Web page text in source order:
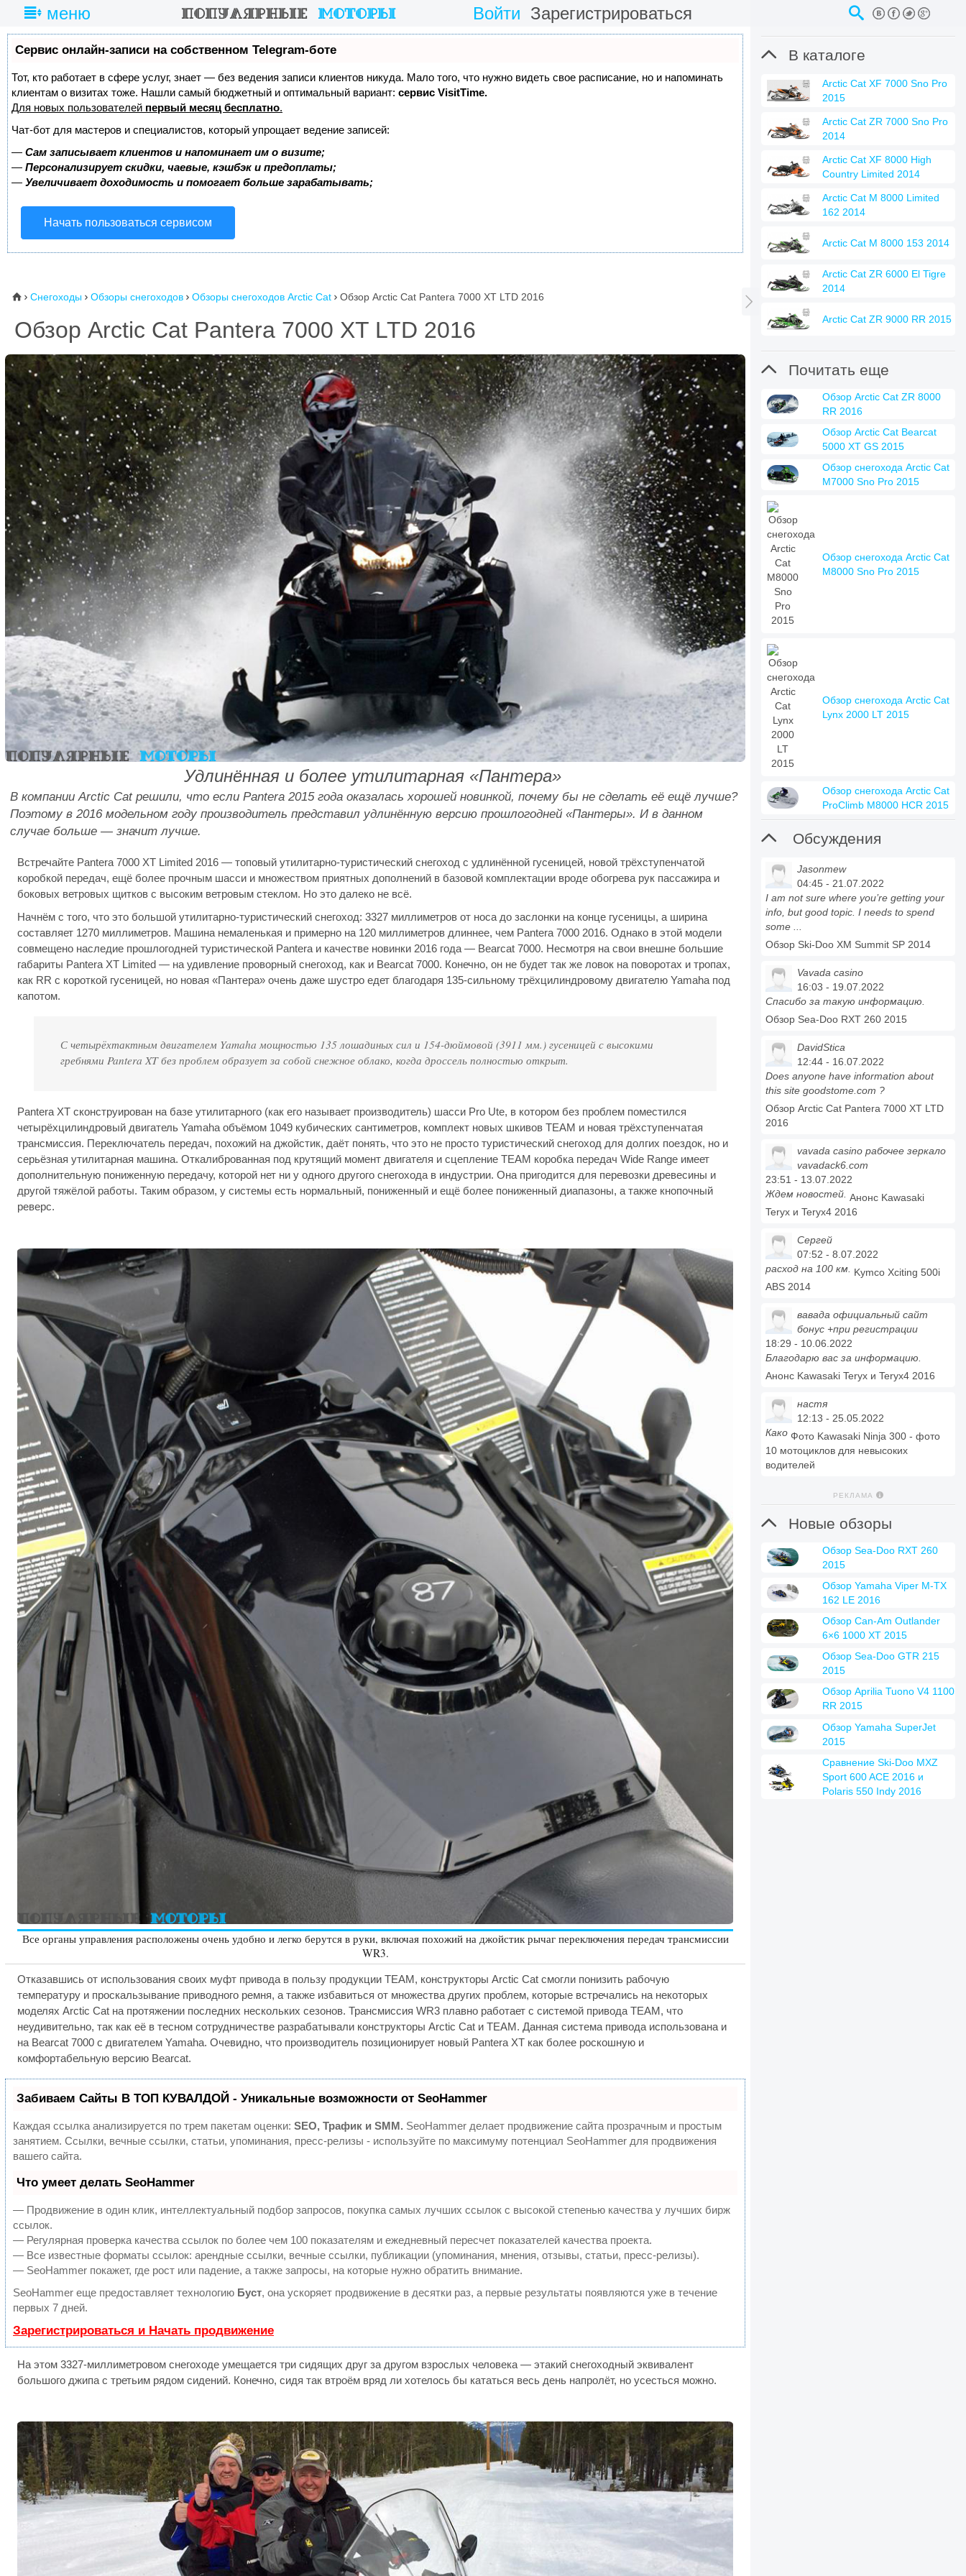
меню Войти Зарегистрироваться
Сервис онлайн-записи на собственном Telegram-боте
Тот, кто работает в сфере услуг, знает — без ведения записи клиентов никуда. Мало того, что нужно видеть свое расписание, но и напоминать
клиентам о визитах тоже. Нашли самый бюджетный и оптимальный вариант: сервис VisitTime.
Для новых пользователей первый месяц бесплатно.
Чат-бот для мастеров и специалистов, который упрощает ведение записей:
— Сам записывает клиентов и напоминает им о визите;
— Персонализирует скидки, чаевые, кэшбэк и предоплаты;
— Увеличивает доходимость и помогает больше зарабатывать;
Начать пользоваться сервисом
⌂  Снегоходы  Обзоры снегоходов  Обзоры снегоходов Arctic Cat  Обзор Arctic Cat Pantera 7000 XT LTD 2016
Обзор Arctic Cat Pantera 7000 XT LTD 2016
Удлинённая и более утилитарная «Пантера»
В компании Arctic Cat решили, что если Pantera 2015 года оказалась хорошей новинкой, почему бы не сделать её ещё лучше?
Поэтому в 2016 модельном году производитель представил удлинённую версию прошлогодней «Пантеры». И в данном
случае больше — значит лучше.
Встречайте Pantera 7000 XT Limited 2016 — топовый утилитарно-туристический снегоход с удлинённой гусеницей, новой трёхступенчатой
коробкой передач, ещё более прочным шасси и множеством приятных дополнений в базовой комплектации вроде обогрева рук пассажира и
боковых ветровых щитков с высоким ветровым стеклом. Но это далеко не всё.
Начнём с того, что это большой утилитарно-туристический снегоход: 3327 миллиметров от носа до заслонки на конце гусеницы, а ширина
составляет 1270 миллиметров. Машина немаленькая и примерно на 120 миллиметров длиннее, чем Pantera 7000 2016. Однако в этой модели
совмещено наследие прошлогодней туристической Pantera и качестве новинки 2016 года — Bearcat 7000. Несмотря на свои внешне большие
габариты Pantera XT Limited — на удивление проворный снегоход, как и Bearcat 7000. Конечно, он не будет так же ловок на поворотах и тропах,
как RR с короткой гусеницей, но новая «Пантера» очень даже шустро едет благодаря 135-сильному трёхцилиндровому двигателю Yamaha под
капотом.
С четырёхтактным двигателем Yamaha мощностью 135 лошадиных сил и 154-дюймовой (3911 мм.) гусеницей с высокими
гребнями Pantera XTбез проблем образует за собой снежное облако, когда дроссель полностью открыт.
Pantera XT сконструирован на базе утилитарного (как его называет производитель) шасси Pro Ute, в котором без проблем поместился
четырёхцилиндровый двигатель Yamaha объёмом 1049 кубических сантиметров, комплект новых шкивов TEAM и новая трёхступенчатая
трансмиссия. Переключатель передач, похожий на джойстик, даёт понять, что это не просто туристический снегоход для долгих поездок, но и
серьёзная утилитарная машина. Откалиброванная под крутящий момент двигателя и сцепление TEAM коробка передач Wide Range имеет
дополнительную пониженную передачу, которой нет ни у одного другого снегохода в индустрии. Она пригодится для перевозки древесины и
другой тяжёлой работы. Таким образом, у системы есть нормальный, пониженный и ещё более пониженный диапазоны, а также кнопочный
реверс.
Все органы управления расположены очень удобно и легко берутся в руки, включая похожий на джойстик рычаг переключения передач трансмиссии
WR3.
Отказавшись от использования своих муфт привода в пользу продукции TEAM, конструкторы Arctic Cat смогли понизить рабочую
температуру и проскальзывание приводного ремня, а также избавиться от множества других проблем, которые встречались на некоторых
моделях Arctic Cat на протяжении последних нескольких сезонов. Трансмиссия WR3 плавно работает с системой привода TEAM, что
неудивительно, так как её в тесном сотрудничестве разрабатывали конструкторы Arctic Cat и TEAM. Данная система привода использована и
на Bearcat 7000 с двигателем Yamaha. Очевидно, что производитель позиционирует новый Pantera XT как более роскошную и
комфортабельную версию Bearcat.
Забиваем Сайты В ТОП КУВАЛДОЙ - Уникальные возможности от SeoHammer
Каждая ссылка анализируется по трем пакетам оценки: SEO, Трафик и SMM. SeoHammer делает продвижение сайта прозрачным и простым
занятием. Ссылки, вечные ссылки, статьи, упоминания, пресс-релизы - используйте по максимуму потенциал SeoHammer для продвижения
вашего сайта.
Что умеет делать SeoHammer
— Продвижение в один клик, интеллектуальный подбор запросов, покупка самых лучших ссылок с высокой степенью качества у лучших бирж
ссылок.
— Регулярная проверка качества ссылок по более чем 100 показателям и ежедневный пересчет показателей качества проекта.
— Все известные форматы ссылок: арендные ссылки, вечные ссылки, публикации (упоминания, мнения, отзывы, статьи, пресс-релизы).
— SeoHammer покажет, где рост или падение, а также запросы, на которые нужно обратить внимание.
SeoHammer еще предоставляет технологию Буст, она ускоряет продвижение в десятки раз, а первые результаты появляются уже в течение
первых 7 дней.
Зарегистрироваться и Начать продвижение
На этом 3327-миллиметровом снегоходе умещается три сидящих друг за другом взрослых человека — этакий снегоходный эквивалент
большого джипа с третьим рядом сидений. Конечно, сидя так втроём вряд ли хотелось бы кататься весь день напролёт, но усесться можно.

 В каталоге
Arctic Cat XF 7000 Sno Pro
2015
Arctic Cat ZR 7000 Sno Pro
2014
Arctic Cat XF 8000 High
Country Limited 2014
Arctic Cat M 8000 Limited
162 2014
Arctic Cat M 8000 153 2014
Arctic Cat ZR 6000 El Tigre
2014
Arctic Cat ZR 9000 RR 2015
 Почитать еще
Обзор Arctic Cat ZR 8000
RR 2016
Обзор Arctic Cat Bearcat
5000 XT GS 2015
Обзор снегохода Arctic Cat
M7000 Sno Pro 2015
Обзор снегохода Arctic Cat
M8000 Sno Pro 2015
Обзор снегохода Arctic Cat
Lynx 2000 LT 2015
Обзор снегохода Arctic Cat
ProClimb M8000 HCR 2015
 Обсуждения
Jasonmew
04:45 - 21.07.2022
I am not sure where you’re getting your
info, but good topic. I needs to spend
some ...
Обзор Ski-Doo XM Summit SP 2014
Vavada casino
16:03 - 19.07.2022
Спасибо за такую информацию.
Обзор Sea-Doo RXT 260 2015
DavidStica
12:44 - 16.07.2022
Does anyone have information about
this site goodstome.com ?
Обзор Arctic Cat Pantera 7000 XT LTD
2016
vavada casino рабочее зеркало
vavadack6.com
23:51 - 13.07.2022
Ждем новостей. Анонс Kawasaki
Teryx и Teryx4 2016
Сергей
07:52 - 8.07.2022
расход на 100 км. Kymco Xciting 500i
ABS 2014
вавада официальный сайт
бонус +при регистрации
18:29 - 10.06.2022
Благодарю вас за информацию.
Анонс Kawasaki Teryx и Teryx4 2016
настя
12:13 - 25.05.2022
Како Фото Kawasaki Ninja 300 - фото
10 мотоциклов для невысоких
водителей
РЕКЛАМА
 Новые обзоры
Обзор Sea-Doo RXT 260
2015
Обзор Yamaha Viper M-TX
162 LE 2016
Обзор Can-Am Outlander
6×6 1000 XT 2015
Обзор Sea-Doo GTR 215
2015
Обзор Aprilia Tuono V4 1100
RR 2015
Обзор Yamaha SuperJet
2015
Сравнение Ski-Doo MXZ
Sport 600 ACE 2016 и
Polaris 550 Indy 2016